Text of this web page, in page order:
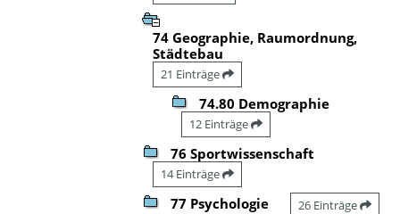
74 Geographie, Raumordnung,
Städtebau
21 Einträge
74.80 Demographie
12 Einträge
76 Sportwissenschaft
14 Einträge
77 Psychologie 26 Einträge